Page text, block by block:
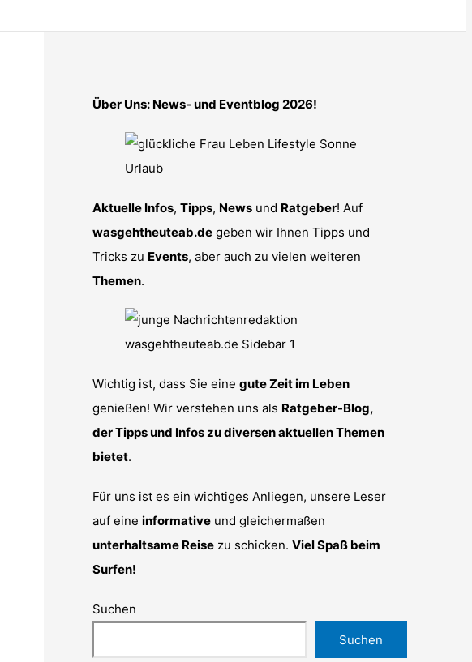
Über Uns: News- und Eventblog 2026!
Aktuelle Infos, Tipps, News und Ratgeber! Auf
wasgehtheuteab.de geben wir Ihnen Tipps und
Tricks zu Events, aber auch zu vielen weiteren
Themen.
Wichtig ist, dass Sie eine gute Zeit im Leben
genießen! Wir verstehen uns als Ratgeber-Blog,
der Tipps und Infos zu diversen aktuellen Themen
bietet.
Für uns ist es ein wichtiges Anliegen, unsere Leser
auf eine informative und gleichermaßen
unterhaltsame Reise zu schicken. Viel Spaß beim
Surfen!
Suchen
Suchen